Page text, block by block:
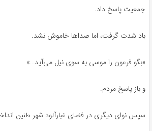
جمعیت پاسخ داد.
باد شدت گرفت، اما صداها خاموش نشد.
«بگو فرعون را موسی به سوی نیل می‌آید…»
و باز پاسخ مردم.
سپس نوای دیگری در فضای غبارآلود شهر طنین